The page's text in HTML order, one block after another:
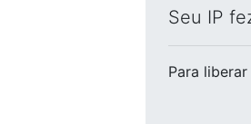
Seu IP
Para